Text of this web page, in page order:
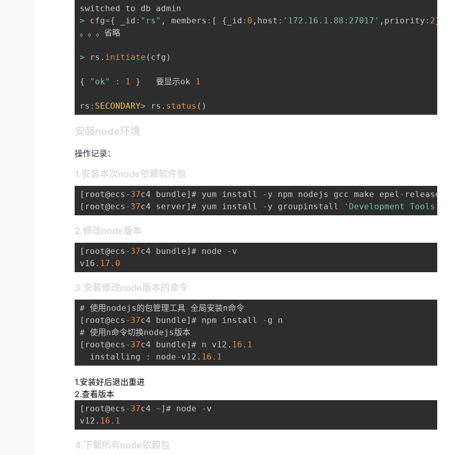
> cfg={ _id : "rs" , members : [ { _id : 0 , host : '172.16.1.88:27017' , priority : 2}
。。。省略
> rs . initiate ( cfg )
{ "ok" : 1 }
   要显示ok
1
rs : SECONDARY> rs . status ( )
安装node环境
操作记录：
1.安装本次node依赖软件包
[ root@ecs - 37c4 bundle]# yum install - y npm nodejs gcc make epel -
[ root@ecs - 37c4 server]# yum install - y groupinstall 'Development Tools'
2.修改node版本
[ root@ecs - 37c4 bundle]# node - v
v16 . 17.0
3.安装修改node版本的命令
[ root@ecs - 37c4 bundle]# npm install - g n
[ root@ecs - 37c4 bundle]# n v12 . 16.1
  installing
: node- v12 . 16.1
1.安装好后退出重进
2.查看版本
[ root@ecs - 37c4 ~]# node - v
v12 . 16.1
4.下载所有node依赖包